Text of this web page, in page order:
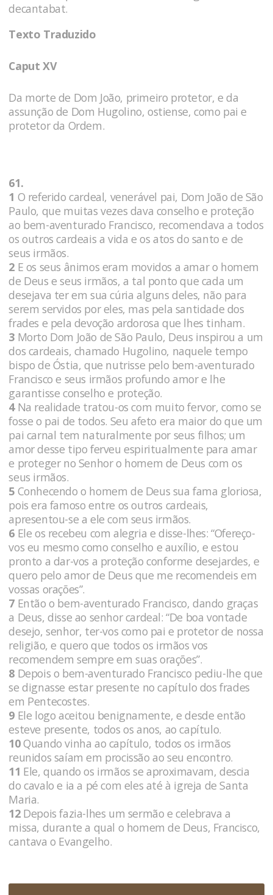
decantabat.
Texto Traduzido
Caput XV
Da morte de Dom João, primeiro protetor, e da
assunção de Dom Hugolino, ostiense, como pai e
protetor da Ordem.
61.
1 O referido cardeal, venerável pai, Dom João de São
Paulo, que muitas vezes dava conselho e proteção
ao bem-aventurado Francisco, recomendava a todos
os outros cardeais a vida e os atos do santo e de
seus irmãos.
2 E os seus ânimos eram movidos a amar o homem
de Deus e seus irmãos, a tal ponto que cada um
desejava ter em sua cúria alguns deles, não para
serem servidos por eles, mas pela santidade dos
frades e pela devoção ardorosa que lhes tinham.
3 Morto Dom João de São Paulo, Deus inspirou a um
dos cardeais, chamado Hugolino, naquele tempo
bispo de Óstia, que nutrisse pelo bem-aventurado
Francisco e seus irmãos profundo amor e lhe
garantisse conselho e proteção.
4Na realidade tratou-os com muito fervor, como se
fosse o pai de todos. Seu afeto era maior do que um
pai carnal tem naturalmente por seus filhos; um
amor desse tipo ferveu espiritualmente para amar
e proteger no Senhor o homem de Deus com os
seus irmãos.
5 Conhecendo o homem de Deus sua fama gloriosa,
pois era famoso entre os outros cardeais,
apresentou-se a ele com seus irmãos.
6 Ele os recebeu com alegria e disse-lhes: “Ofereço-
vos eu mesmo como conselho e auxílio, e estou
pronto a dar-vos a proteção conforme desejardes, e
quero pelo amor de Deus que me recomendeis em
vossas orações”.
7 Então o bem-aventurado Francisco, dando graças
a Deus, disse ao senhor cardeal: “De boa vontade
desejo, senhor, ter-vos como pai e protetor de nossa
religião, e quero que todos os irmãos vos
recomendem sempre em suas orações”.
8 Depois o bem-aventurado Francisco pediu-lhe que
se dignasse estar presente no capítulo dos frades
em Pentecostes.
9 Ele logo aceitou benignamente, e desde então
esteve presente, todos os anos, ao capítulo.
10Quando vinha ao capítulo, todos os irmãos
reunidos saíam em procissão ao seu encontro.
11 Ele, quando os irmãos se aproximavam, descia
do cavalo e ia a pé com eles até à igreja de Santa
Maria.
12Depois fazia-lhes um sermão e celebrava a
missa, durante a qual o homem de Deus, Francisco,
cantava o Evangelho.